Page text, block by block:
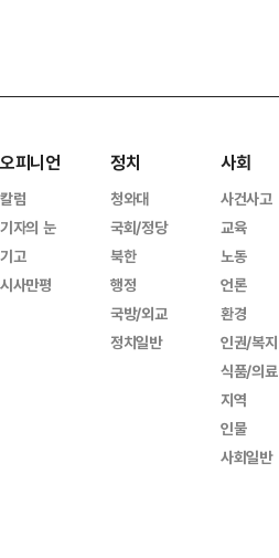
오피니언
칼럼
기자의 눈
기고
시사만평
정치
청와대
국회/정당
북한
행정
국방/외교
정치일반
사회
사건사고
교육
노동
언론
환경
인권/복지
식품/의료
지역
인물
사회일반